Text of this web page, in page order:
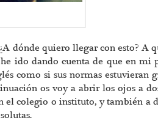
dónde quiero llegar con esto? A
ido dando cuenta de que en mi
como si sus normas estuvieran
os voy a abrir los ojos a
el colegio o instituto, y también a